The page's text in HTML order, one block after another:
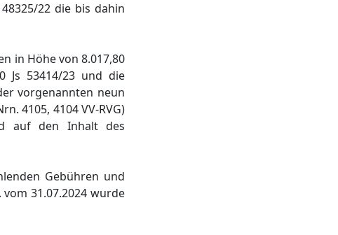
22 die bis dahin
in Höhe von 8.017,80
Js 53414/23 und die
vorgenannten neun
4105, 4104 VV-RVG)
auf den Inhalt des
Gebühren und
31.07.2024 wurde